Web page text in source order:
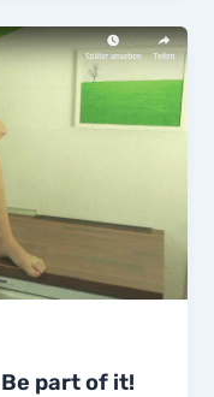
part of it!